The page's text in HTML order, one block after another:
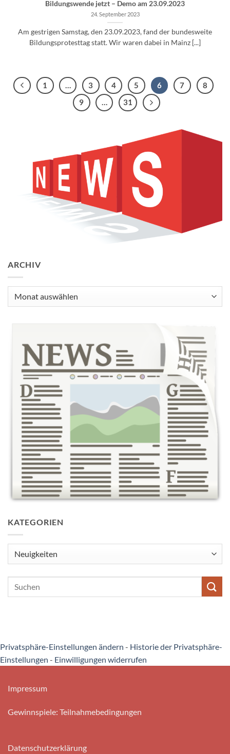
Bildungswende jetzt – Demo am 23.09.2023
24. September 2023
Am gestrigen Samstag, den 23.09.2023, fand der bundesweite
Bildungsprotesttag statt. Wir waren dabei in Mainz [...]
1 … 3 4 5 6 7
8
9
… 31
ARCHIV
KATEGORIEN
Privatsphäre-Einstellungen ändern - Historie der Privatsphäre-
Einstellungen - Einwilligungen widerrufen
Impressum
Gewinnspiele: Teilnahmebedingungen
Datenschutzerklärung